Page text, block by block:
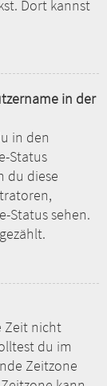
Dort kannst
in der
in den
Status
du diese
Status sehen.
Zeit nicht
du im
Zeitzone